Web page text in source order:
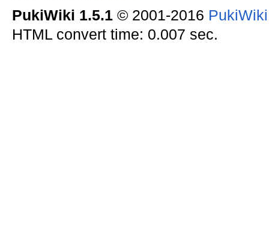
PukiWiki 1.5.1© 2001-2016
HTML convert time: 0.007 sec.